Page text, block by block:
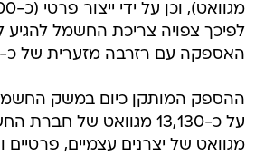
לפיכך צפויה צריכת החשמל
האספקה עם רזרבה מזערית של כ- 550 מגה
ההספק המותקן כיום במשק
מגוואט של יצרנים עצמיים, פרטיים